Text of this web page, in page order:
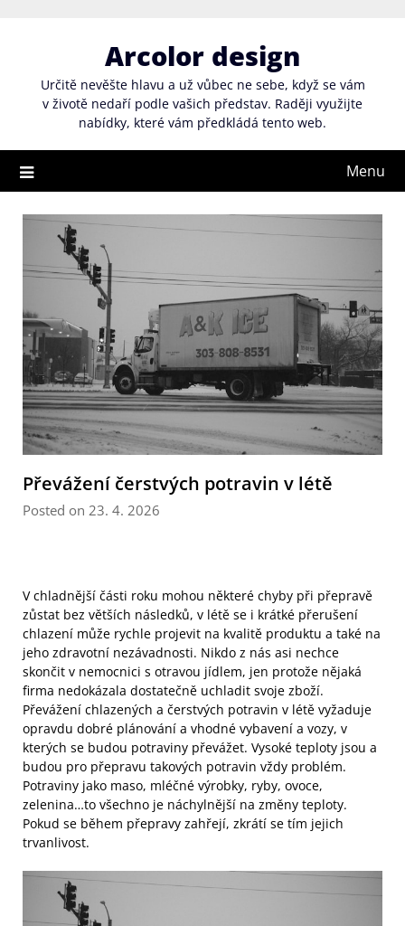
Arcolor design
Určitě nevěšte hlavu a už vůbec ne sebe, když se vám
v životě nedaří podle vašich představ. Raději využijte
nabídky, které vám předkládá tento web.
Menu
Převážení čerstvých potravin v létě
Posted on 23. 4. 2026
V chladnější části roku mohou některé chyby při přepravě
zůstat bez větších následků, v létě se i krátké přerušení
chlazení může rychle projevit na kvalitě produktu a také na
jeho zdravotní nezávadnosti. Nikdo z nás asi nechce
skončit v nemocnici s otravou jídlem, jen protože nějaká
firma nedokázala dostatečně uchladit svoje zboží.
Převážení chlazených a čerstvých potravin v létě vyžaduje
opravdu dobré plánování a vhodné vybavení a vozy, v
kterých se budou potraviny převážet. Vysoké teploty jsou a
budou pro přepravu takových potravin vždy problém.
Potraviny jako maso, mléčné výrobky, ryby, ovoce,
zelenina…to všechno je náchylnější na změny teploty.
Pokud se během přepravy zahřejí, zkrátí se tím jejich
trvanlivost.